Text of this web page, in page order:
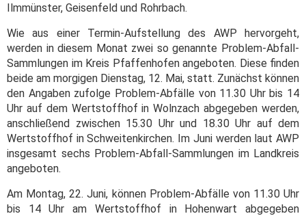
Ilmmünster, Geisenfeld und Rohrbach.
Wie aus einer Termin-Aufstellung des AWP hervorgeht,
werden in diesem Monat zwei so genannte Problem-Abfall-
Sammlungen im Kreis Pfaffenhofen angeboten. Diese finden
beide am morgigen Dienstag, 12. Mai, statt. Zunächst können
den Angaben zufolge Problem-Abfälle von 11.30 Uhr bis 14
Uhr auf dem Wertstoffhof in Wolnzach abgegeben werden,
anschließend zwischen 15.30 Uhr und 18.30 Uhr auf dem
Wertstoffhof in Schweitenkirchen. Im Juni werden laut AWP
insgesamt sechs Problem-Abfall-Sammlungen im Landkreis
angeboten.
Am Montag, 22. Juni, können Problem-Abfälle von 11.30 Uhr
bis 14 Uhr am Wertstoffhof in Hohenwart abgegeben